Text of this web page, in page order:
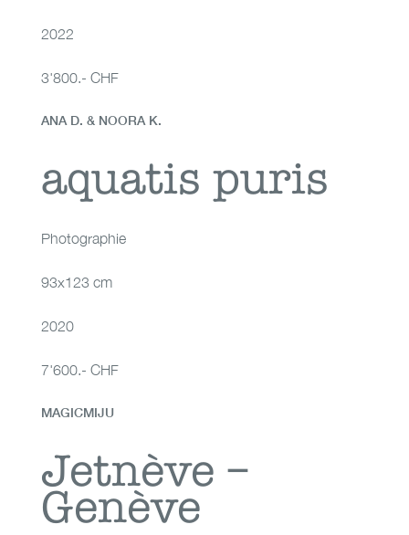
2022
3'800.- CHF
aquatis puris
ANA D. & NOORA K.
aquatis puris
Photographie
93x123 cm
2020
7'600.- CHF
Jetnève – Genève
MAGICMIJU
Jetnève –
Genève